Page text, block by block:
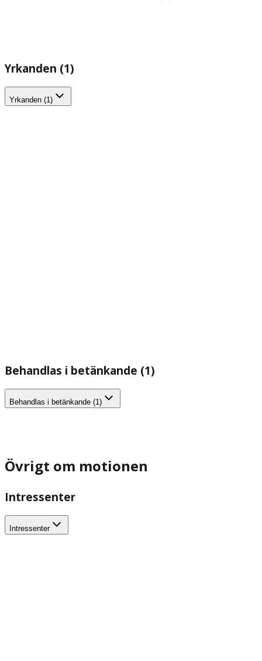
Yrkanden (1)
Yrkanden (1)
Behandlas i betänkande (1)
Behandlas i betänkande (1)
Övrigt om motionen
Intressenter
Intressenter